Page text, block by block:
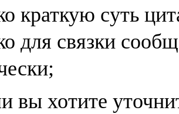
краткую суть
для связки
вы хотите